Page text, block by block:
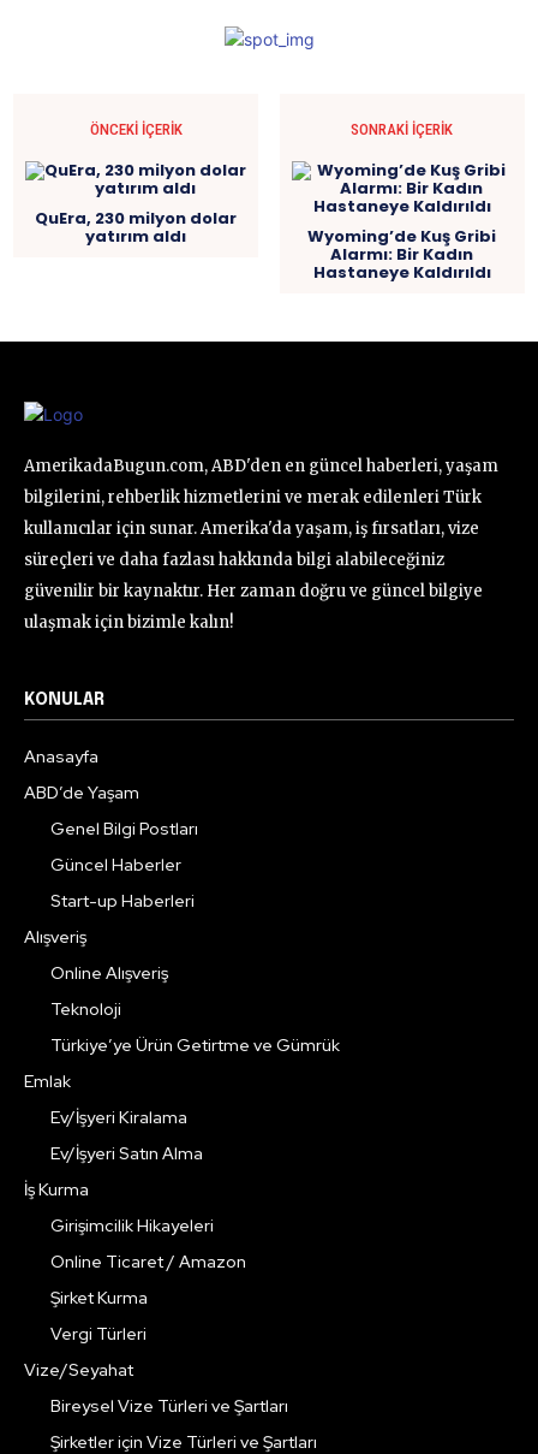
ÖNCEKI İÇERIK
QuEra, 230 milyon dolar
yatırım aldı
SONRAKI İÇERIK
Wyoming’de Kuş Gribi
Alarmı: Bir Kadın
Hastaneye Kaldırıldı
AmerikadaBugun.com, ABD'den en güncel haberleri, yaşam
bilgilerini, rehberlik hizmetlerini ve merak edilenleri Türk
kullanıcılar için sunar. Amerika'da yaşam, iş fırsatları, vize
süreçleri ve daha fazlası hakkında bilgi alabileceğiniz
güvenilir bir kaynaktır. Her zaman doğru ve güncel bilgiye
ulaşmak için bizimle kalın!
KONULAR
Anasayfa
ABD’de Yaşam
Genel Bilgi Postları
Güncel Haberler
Start-up Haberleri
Alışveriş
Online Alışveriş
Teknoloji
Türkiye’ye Ürün Getirtme ve Gümrük
Emlak
Ev/İşyeri Kiralama
Ev/İşyeri Satın Alma
İş Kurma
Girişimcilik Hikayeleri
Online Ticaret / Amazon
Şirket Kurma
Vergi Türleri
Vize/Seyahat
Bireysel Vize Türleri ve Şartları
Şirketler için Vize Türleri ve Şartları